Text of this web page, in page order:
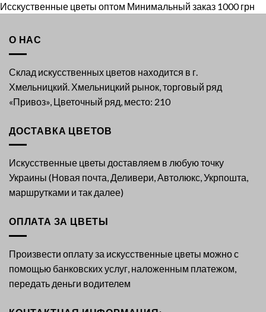
Исскуственные цветы оптом Минимальный заказ 1000 грн
О НАС
Склад искусственных цветов находится в г.
Хмельницкий. Хмельницкий рынок, торговый ряд
«Привоз», Цветочный ряд, место: 210
ДОСТАВКА ЦВЕТОВ
Искусственные цветы доставляем в любую точку
Украины (Новая почта, Деливери, Автолюкс, Укрпошта,
маршрутками и так далее)
ОПЛАТА ЗА ЦВЕТЫ
Произвести оплату за искусственные цветы можно с
помощью банковских услуг, наложенным платежом,
передать деньги водителем